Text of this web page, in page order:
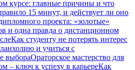
курсе: главные причины и что
15 минут, и действует ли оно
проекта: «золотые»
и одна правда о дистанционном
Как студенту не потерять интерес
и учиться с
выбораОраторское мастерство для
– ключ к успеху в карьереКак